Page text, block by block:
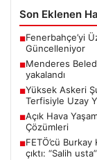
Son Eklenen
■Fenerbahçe’yi
Güncelleniyor
■Menderes
yakalandı
■Yüksek Askeri
Terfisiyle Uzay
■Açık Hava
Çözümleri
■FETÖ’cü
çıktı: “Salih